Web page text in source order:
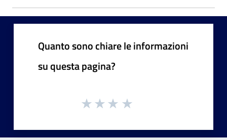
Quanto sono chiare le informazioni
su questa pagina?